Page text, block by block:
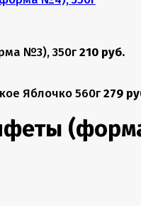
№3), 350г 210 руб.
Яблочко 560г 279